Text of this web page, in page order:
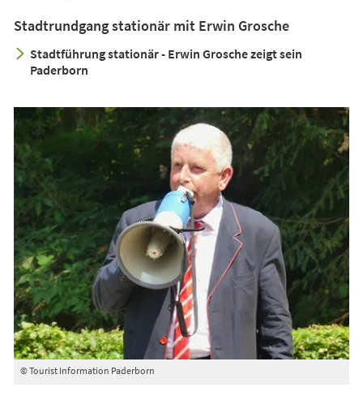
Stadtrundgang stationär mit Erwin Grosche
Stadtführung stationär - Erwin Grosche zeigt sein
Paderborn
© Tourist Information Paderborn